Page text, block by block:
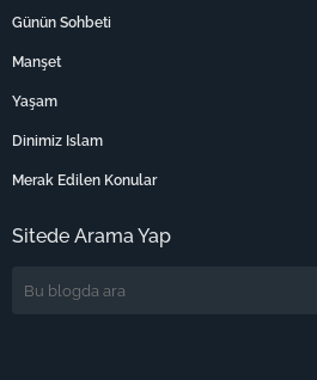
Günün Sohbeti
Manşet
Yaşam
Dinimiz Islam
Merak Edilen Konular
Sitede Arama Yap